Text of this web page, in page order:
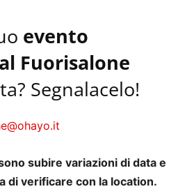
evento
Fuorisalone
Segnalacelo!
subire variazioni di data e
di verificare con la location.